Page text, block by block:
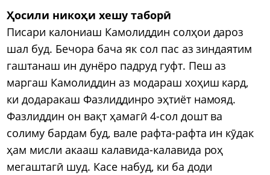
Ҳосили никоҳи хешу таборӣ
Писари калониаш Камолиддин солҳои дароз
шал буд. Бечора бача як сол пас аз зиндаятим
гаштанаш ин дунёро падруд гуфт. Пеш аз
маргаш Камолиддин аз модараш хоҳиш кард,
ки додаракаш Фазлиддинро эҳтиёт намояд.
Фазлиддин он вақт ҳамагӣ 4-сол дошт ва
солиму бардам буд, вале рафта-рафта ин кӯдак
ҳам мисли акааш калавида-калавида роҳ
мегаштагӣ шуд. Касе набуд, ки ба доди